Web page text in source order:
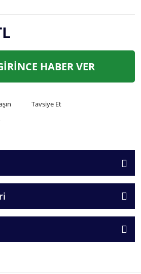
HABER VER
Tavsiye Et